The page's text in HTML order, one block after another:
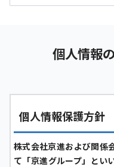
個人情報
個人情報保護方針
株式会社京進および関係
て「京進グループ」とい